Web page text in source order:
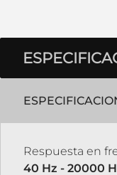
Respuesta en
40 Hz - 20000